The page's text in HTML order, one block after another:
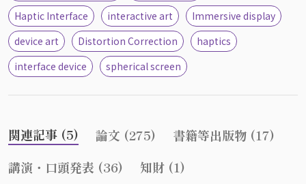
Haptic Interface
interactive art
Immersive display
device art
Distortion Correction
haptics
interface device
spherical screen
関連記事 (5) 論文 (275)
書籍等出版物 (17)
講演・口頭発表 (36)
知財 (1)